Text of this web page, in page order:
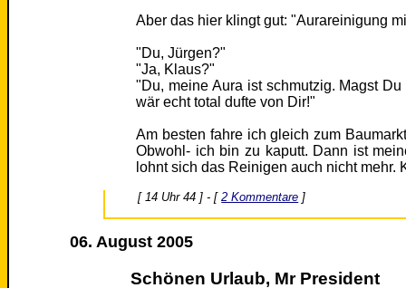
Aber das hier klingt gut: "Aurareinigung
"Du, Jürgen?"
"Ja, Klaus?"
"Du, meine Aura ist schmutzig. Magst
wär echt total dufte von Dir!"
Am besten fahre ich gleich zum
Obwohl- ich bin zu kaputt. Dann ist
lohnt sich das Reinigen auch nicht
[ 14 Uhr 44 ] - [2 Kommentare ]
06. August 2005
Schönen Urlaub, Mr President